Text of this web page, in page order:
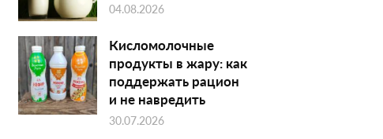
04.08.2026
Кисломолочные
продукты в жару: как
поддержать рацион
и не навредить
30.07.2026